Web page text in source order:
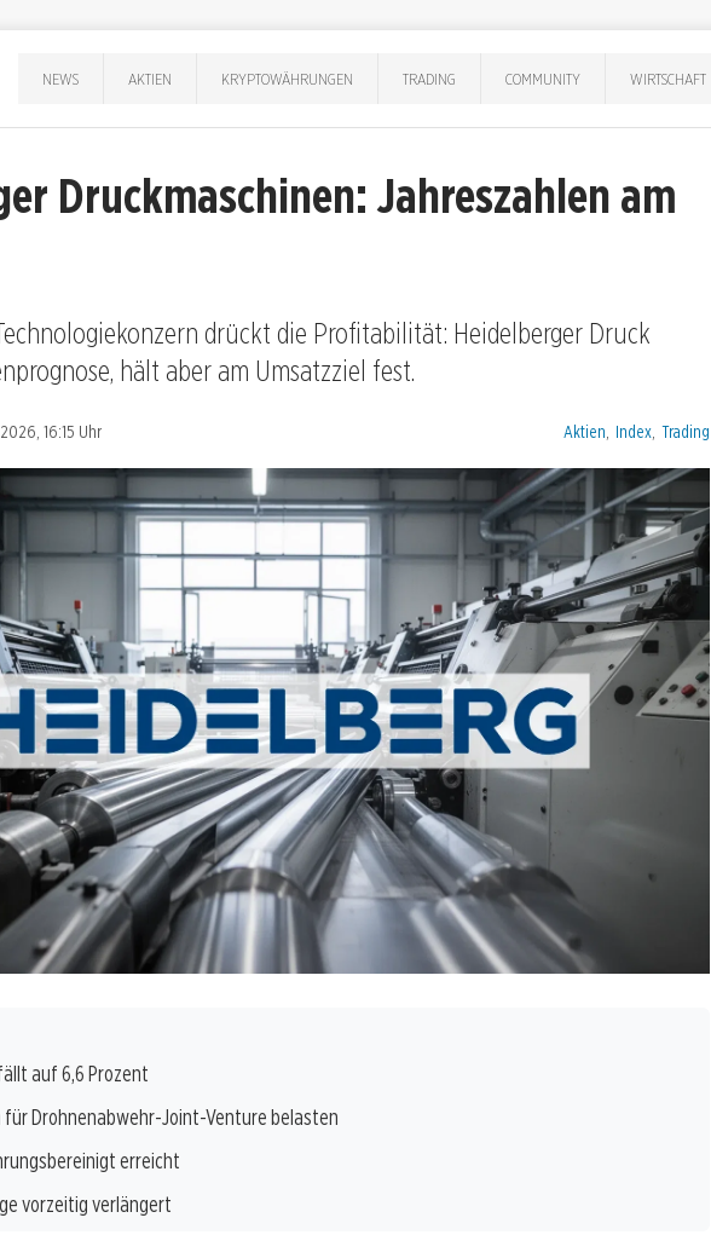
NEWS AKTIEN KRYPTOWÄHRUNGEN TRADING COMMUNITY WIRTSCHAFT
Druckmaschinen: Jahreszahlen am
drückt die Profitabilität: Heidelberger Druck
hält aber am Umsatzziel fest.
16:15 Uhr Kategorien:
Aktien Index Trading
auf 6,6 Prozent
Drohnenabwehr-Joint-Venture belasten
erreicht
vorzeitig verlängert